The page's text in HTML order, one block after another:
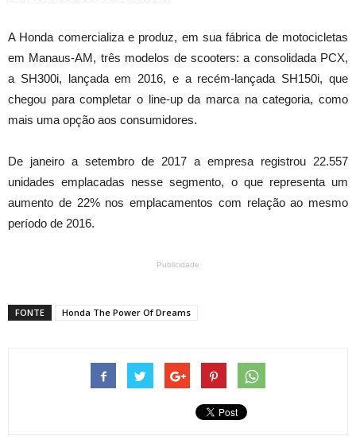
A Honda comercializa e produz, em sua fábrica de motocicletas
em Manaus-AM, três modelos de scooters: a consolidada PCX,
a SH300i, lançada em 2016, e a recém-lançada SH150i, que
chegou para completar o line-up da marca na categoria, como
mais uma opção aos consumidores.
De janeiro a setembro de 2017 a empresa registrou 22.557
unidades emplacadas nesse segmento, o que representa um
aumento de 22% nos emplacamentos com relação ao mesmo
período de 2016.
Publicidade
FONTE Honda The Power Of Dreams